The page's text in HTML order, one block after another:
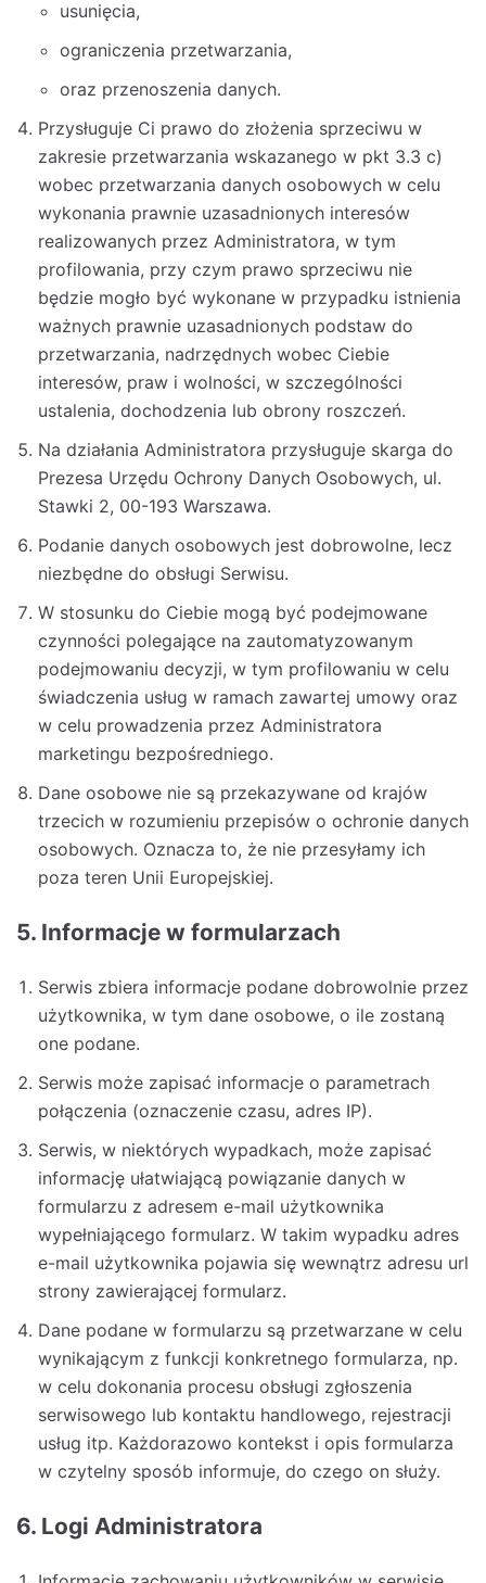
usunięcia,
ograniczenia przetwarzania,
oraz przenoszenia danych.
Przysługuje Ci prawo do złożenia sprzeciwu w
zakresie przetwarzania wskazanego w pkt 3.3 c)
wobec przetwarzania danych osobowych w celu
wykonania prawnie uzasadnionych interesów
realizowanych przez Administratora, w tym
profilowania, przy czym prawo sprzeciwu nie
będzie mogło być wykonane w przypadku istnienia
ważnych prawnie uzasadnionych podstaw do
przetwarzania, nadrzędnych wobec Ciebie
interesów, praw i wolności, w szczególności
ustalenia, dochodzenia lub obrony roszczeń.
Na działania Administratora przysługuje skarga do
Prezesa Urzędu Ochrony Danych Osobowych, ul.
Stawki 2, 00-193 Warszawa.
Podanie danych osobowych jest dobrowolne, lecz
niezbędne do obsługi Serwisu.
W stosunku do Ciebie mogą być podejmowane
czynności polegające na zautomatyzowanym
podejmowaniu decyzji, w tym profilowaniu w celu
świadczenia usług w ramach zawartej umowy oraz
w celu prowadzenia przez Administratora
marketingu bezpośredniego.
Dane osobowe nie są przekazywane od krajów
trzecich w rozumieniu przepisów o ochronie danych
osobowych. Oznacza to, że nie przesyłamy ich
poza teren Unii Europejskiej.
5. Informacje w formularzach
Serwis zbiera informacje podane dobrowolnie przez
użytkownika, w tym dane osobowe, o ile zostaną
one podane.
Serwis może zapisać informacje o parametrach
połączenia (oznaczenie czasu, adres IP).
Serwis, w niektórych wypadkach, może zapisać
informację ułatwiającą powiązanie danych w
formularzu z adresem e-mail użytkownika
wypełniającego formularz. W takim wypadku adres
e-mail użytkownika pojawia się wewnątrz adresu url
strony zawierającej formularz.
Dane podane w formularzu są przetwarzane w celu
wynikającym z funkcji konkretnego formularza, np.
w celu dokonania procesu obsługi zgłoszenia
serwisowego lub kontaktu handlowego, rejestracji
usług itp. Każdorazowo kontekst i opis formularza
w czytelny sposób informuje, do czego on służy.
6. Logi Administratora